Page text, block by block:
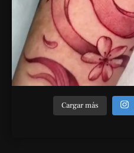
Cargar más